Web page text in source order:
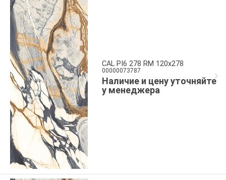
CAL PI6 278 RM 120x278
00000073787
Наличие и цену уточняйте
у менеджера